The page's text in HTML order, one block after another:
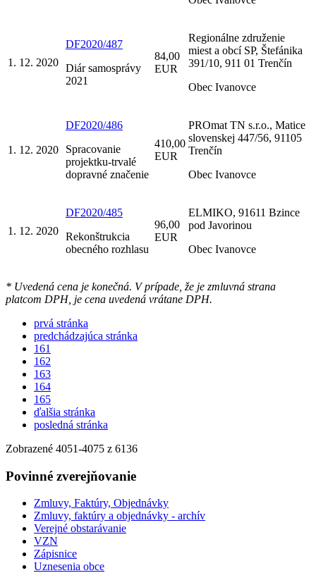
1. 12. 2020
DF2020/487
Diár samosprávy
2021
84,00
EUR
Regionálne združenie
miest a obcí SP, Štefánika
391/10, 911 01 Trenčín
Obec Ivanovce
1. 12. 2020
DF2020/486
Spracovanie
projektku-trvalé
dopravné značenie
410,00
EUR
PROmat TN s.r.o., Matice
slovenskej 447/56, 91105
Trenčín
Obec Ivanovce
1. 12. 2020
DF2020/485
Rekonštrukcia
obecného rozhlasu
96,00
EUR
ELMIKO, 91611 Bzince
pod Javorinou
Obec Ivanovce
* Uvedená cena je konečná. V prípade, že je zmluvná strana
platcom DPH, je cena uvedená vrátane DPH.
prvá stránka
predchádzajúca stránka
161
162
163
164
165
ďalšia stránka
posledná stránka
Zobrazené 4051-4075 z 6136
Povinné zverejňovanie
Zmluvy, Faktúry, Objednávky
Zmluvy, faktúry a objednávky - archív
Verejné obstarávanie
VZN
Zápisnice
Uznesenia obce